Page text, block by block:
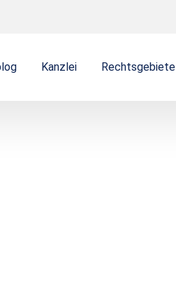
Kanzlei Rechtsgebiete